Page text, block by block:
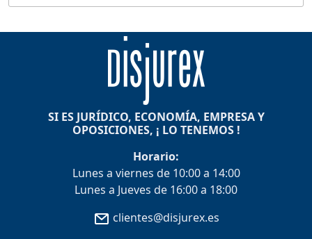
SI ES JURÍDICO, ECONOMÍA, EMPRESA Y
OPOSICIONES, ¡ LO TENEMOS !
Horario:
Lunes a viernes de 10:00 a 14:00
Lunes a Jueves de 16:00 a 18:00
clientes@disjurex.es